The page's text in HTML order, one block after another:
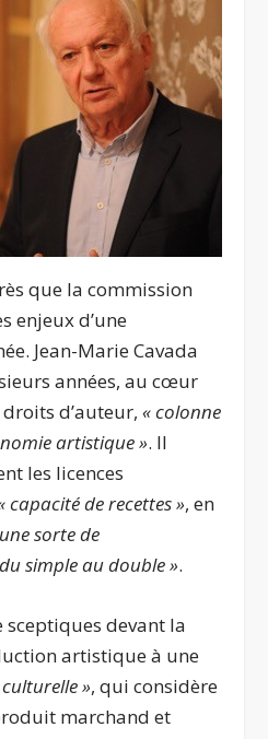
que la commission
enjeux d’une
Jean-Marie Cavada
années, au cœur
d’auteur,« colonne
artistique ». Il
les licences
capacité de recettes », en
sorte de
simple au double ».
sceptiques devant la
artistique à une
», qui considère
marchand et